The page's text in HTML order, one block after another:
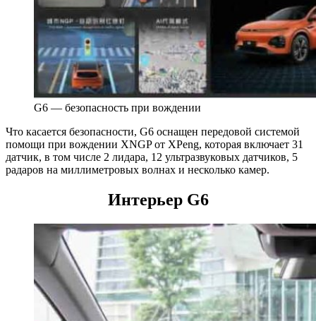
G6 — безопасность при вождении
Что касается безопасности, G6 оснащен передовой системой
помощи при вождении XNGP от XPeng, которая включает 31
датчик, в том числе 2 лидара, 12 ультразвуковых датчиков, 5
радаров на миллиметровых волнах и несколько камер.
Интерьер G6